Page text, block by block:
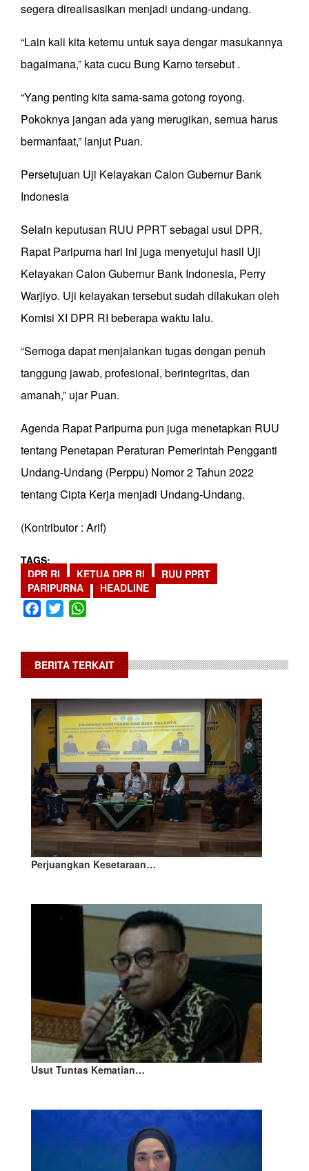
segera direalisasikan menjadi undang-undang.
“Lain kali kita ketemu untuk saya dengar masukannya
bagaimana,” kata cucu Bung Karno tersebut .
“Yang penting kita sama-sama gotong royong.
Pokoknya jangan ada yang merugikan, semua harus
bermanfaat,” lanjut Puan.
Persetujuan Uji Kelayakan Calon Gubernur Bank
Indonesia
Selain keputusan RUU PPRT sebagai usul DPR,
Rapat Paripurna hari ini juga menyetujui hasil Uji
Kelayakan Calon Gubernur Bank Indonesia, Perry
Warjiyo. Uji kelayakan tersebut sudah dilakukan oleh
Komisi XI DPR RI beberapa waktu lalu.
“Semoga dapat menjalankan tugas dengan penuh
tanggung jawab, profesional, berintegritas, dan
amanah,” ujar Puan.
Agenda Rapat Paripurna pun juga menetapkan RUU
tentang Penetapan Peraturan Pemerintah Pengganti
Undang-Undang (Perppu) Nomor 2 Tahun 2022
tentang Cipta Kerja menjadi Undang-Undang.
(Kontributor : Arif)
TAGS
DPR RI
KETUA DPR RI
RUU PPRT
PARIPURNA
HEADLINE
Facebook
Twitter
BERITA TERKAIT
Perjuangkan Kesetaraan…
Usut Tuntas Kematian…